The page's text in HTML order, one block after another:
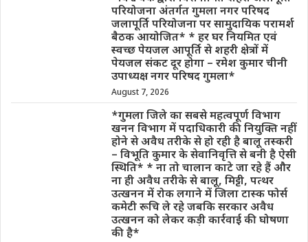
परियोजना अंतर्गत गुमला नगर परिषद
जलापूर्ति परियोजना पर सामुदायिक परामर्श
बैठक आयोजित* * हर घर नियमित एवं
स्वच्छ पेयजल आपूर्ति से शहरी क्षेत्रों में
पेयजल संकट दूर होगा – रमेश कुमार चीनी
उपाध्यक्ष नगर परिषद गुमला*
August 7, 2026
*गुमला जिले का सबसे महत्वपूर्ण विभाग
खनन विभाग में पदाधिकारी की नियुक्ति नहीं
होने से अवैध तरीके से हो रही है बालू तस्करी
– विभूति कुमार के सेवानिवृत्ति से बनी है ऐसी
स्थिति* * ना तो चालान काटे जा रहे हैं और
ना ही अवैध तरीके से बालू, मिट्टी, पत्थर
उत्खनन में रोक लगाने में जिला टास्क फोर्स
कमेटी रूचि ले रहे जबकि सरकार अवैध
उत्खनन को लेकर कड़ी कार्रवाई की घोषणा
की है*